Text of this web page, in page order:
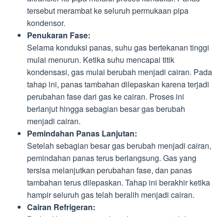
tersebut merambat ke seluruh permukaan pipa
kondensor.
Penukaran Fase:
Selama konduksi panas, suhu gas bertekanan tinggi
mulai menurun. Ketika suhu mencapai titik
kondensasi, gas mulai berubah menjadi cairan. Pada
tahap ini, panas tambahan dilepaskan karena terjadi
perubahan fase dari gas ke cairan. Proses ini
berlanjut hingga sebagian besar gas berubah
menjadi cairan.
Pemindahan Panas Lanjutan:
Setelah sebagian besar gas berubah menjadi cairan,
pemindahan panas terus berlangsung. Gas yang
tersisa melanjutkan perubahan fase, dan panas
tambahan terus dilepaskan. Tahap ini berakhir ketika
hampir seluruh gas telah beralih menjadi cairan.
Cairan Refrigeran: